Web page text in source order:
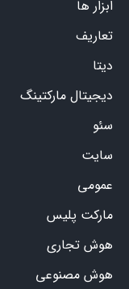
ابزار ها
تعاریف
دیتا
دیجیتال مارکتینگ
سئو
سایت
عمومی
مارکت پلیس
هوش تجاری
هوش مصنوعی